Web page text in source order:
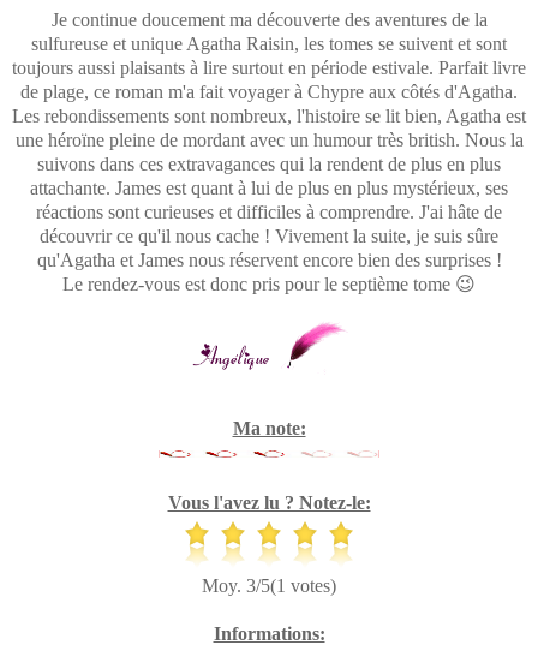
Je continue doucement ma découverte des aventures de la
sulfureuse et unique Agatha Raisin, les tomes se suivent et sont
toujours aussi plaisants à lire surtout en période estivale. Parfait livre
de plage, ce roman m'a fait voyager à Chypre aux côtés d'Agatha.
Les rebondissements sont nombreux, l'histoire se lit bien, Agatha est
une héroïne pleine de mordant avec un humour très british. Nous la
suivons dans ces extravagances qui la rendent de plus en plus
attachante. James est quant à lui de plus en plus mystérieux, ses
réactions sont curieuses et difficiles à comprendre. J'ai hâte de
découvrir ce qu'il nous cache ! Vivement la suite, je suis sûre
qu'Agatha et James nous réservent encore bien des surprises !
Le rendez-vous est donc pris pour le septième tome 😉
Ma note:
Vous l'avez lu ? Notez-le:
Moy. 3/5(1 votes)
Informations: